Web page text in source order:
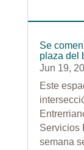
Se
plaza del
Jun 19,
Este
Servicios
semana